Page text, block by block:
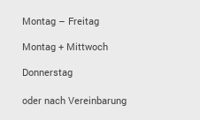
Montag – Freitag
Montag + Mittwoch
Donnerstag
oder nach Vereinbarung